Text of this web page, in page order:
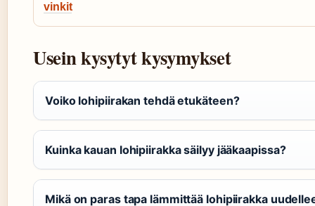
vinkit
Usein kysytyt kysymykset
Voiko lohipiirakan tehdä etukäteen?
Kuinka kauan lohipiirakka säilyy jääkaapissa?
Mikä on paras tapa lämmittää lohipiirakka